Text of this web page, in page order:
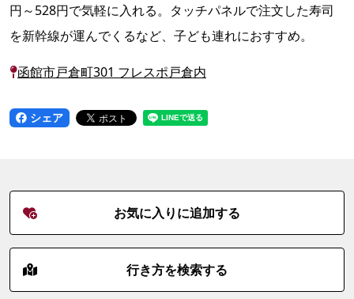
円～528円で気軽に入れる。タッチパネルで注文した寿司
を新幹線が運んでくるなど、子ども連れにおすすめ。
函館市戸倉町301 フレスポ戸倉内
シェア
お気に入りに追加する
行き方を検索する